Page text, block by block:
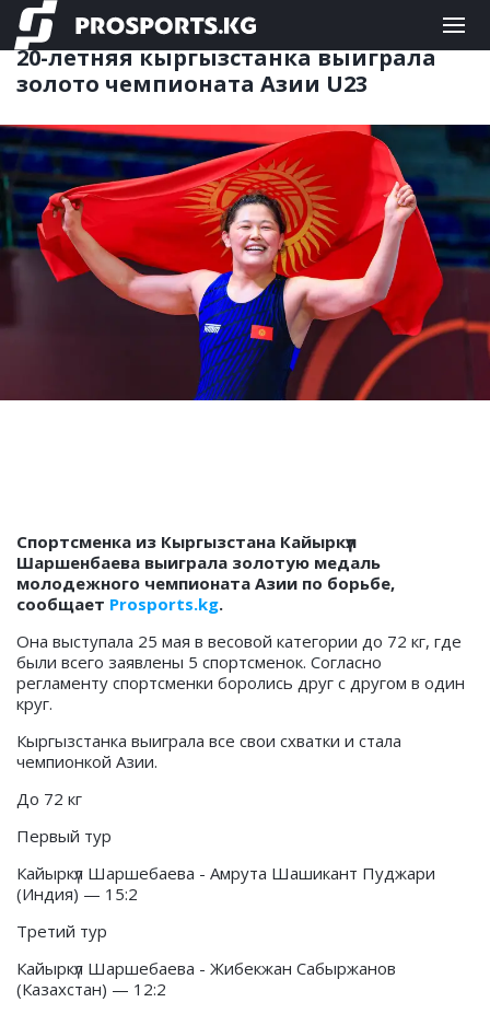
ЕДИНОБОРСТВА 26.05.2026 11:19
20-летняя кыргызстанка выиграла
золото чемпионата Азии U23
Спортсменка из Кыргызстана Кайыркүл
Шаршенбаева выиграла золотую медаль
молодежного чемпионата Азии по борьбе,
сообщает Prosports.kg.
Она выступала 25 мая в весовой категории до 72 кг, где
были всего заявлены 5 спортсменок. Согласно
регламенту спортсменки боролись друг с другом в один
круг.
Кыргызстанка выиграла все свои схватки и стала
чемпионкой Азии.
До 72 кг
Первый тур
Кайыркүл Шаршебаева - Амрута Шашикант Пуджари
(Индия) — 15:2
Третий тур
Кайыркүл Шаршебаева - Жибекжан Сабыржанов
(Казахстан) — 12:2